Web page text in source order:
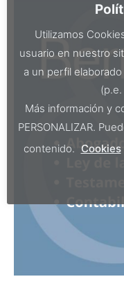
Utilizamos
usuario en nuestro
a un perfil
Más información y
PERSONALIZAR.
contenido. Cookies